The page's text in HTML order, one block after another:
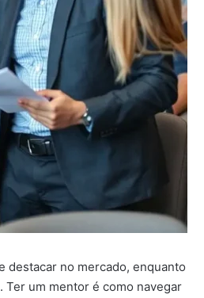
destacar no mercado, enquanto
um mentor é como navegar